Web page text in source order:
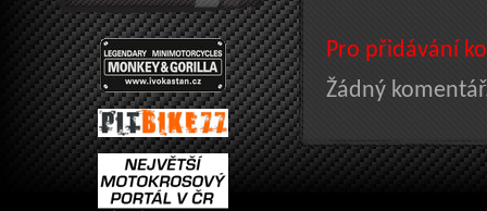
Pro přidávání
Žádný